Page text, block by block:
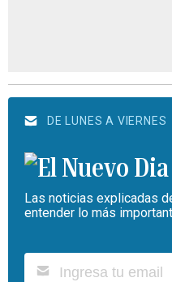
DE LUNES A VIERNES
Las noticias explicadas
entender lo más